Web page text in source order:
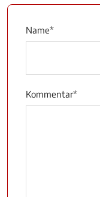
Name*
Kommentar*